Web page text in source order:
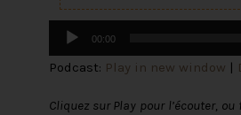
Lecteur
audio
00:00
Podcast: Play in new window |
Cliquez sur Play pour l’écouter, ou